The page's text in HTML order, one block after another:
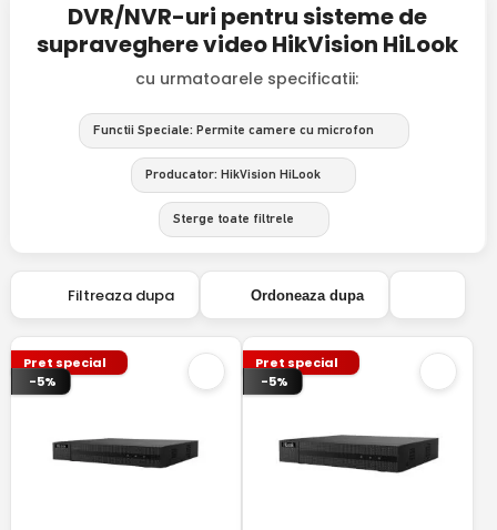
DVR/NVR-uri pentru sisteme de
supraveghere video HikVision HiLook
cu urmatoarele specificatii:
Functii Speciale: Permite camere cu microfon
Producator: HikVision HiLook
Sterge toate filtrele
Filtreaza dupa Ordoneaza dupa
Pret special
-5%
Pret special
-5%